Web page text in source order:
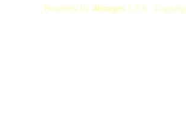
Powered by 4images 1.7.6